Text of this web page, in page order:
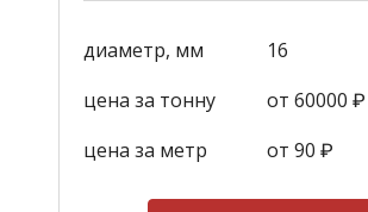
диаметр, мм
16
цена за тонну
от 60000 ₽
цена за метр
от 90 ₽